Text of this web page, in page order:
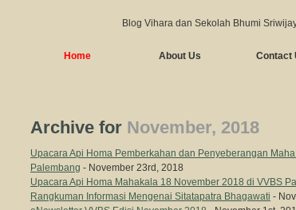
Blog Vihara dan Sekolah Bhumi
Home About Us Contact
Archive for November, 2018
Upacara Api Homa Pemberkahan dan Penyeberangan
Palembang - November 23rd, 2018
Upacara Api Homa Mahakala 18 November 2018 di VVBS
Rangkuman Informasi Mengenai Sitatapatra Bhagawati -